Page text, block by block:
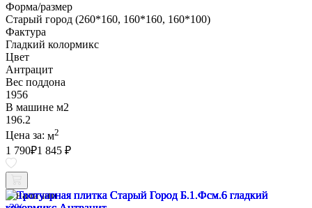
Форма/размер
Старый город (260*160, 160*160, 160*100)
Фактура
Гладкий колормикс
Цвет
Антрацит
Вес поддона
1956
В машине м2
196.2
Цена за: м2
1 790₽1 845 ₽
В наличии